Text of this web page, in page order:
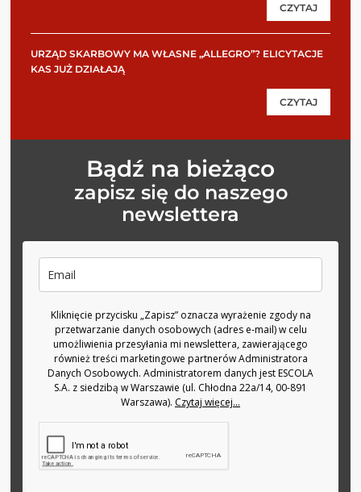
CZYTAJ
URZĄD SKARBOWY MA WŁASNE „ALLEGRO”? ELICYTACJE
KAS JUŻ DZIAŁAJĄ
CZYTAJ
Bądź na bieżąco
zapisz się do naszego
newslettera
Kliknięcie przycisku „Zapisz” oznacza wyrażenie zgody na
przetwarzanie danych osobowych (adres e-mail) w celu
umożliwienia przesyłania mi newslettera, zawierającego
również treści marketingowe partnerów Administratora
Danych Osobowych. Administratorem danych jest ESCOLA
S.A. z siedzibą w Warszawie (ul. Chłodna 22a/14, 00-891
Warszawa). Czytaj więcej...